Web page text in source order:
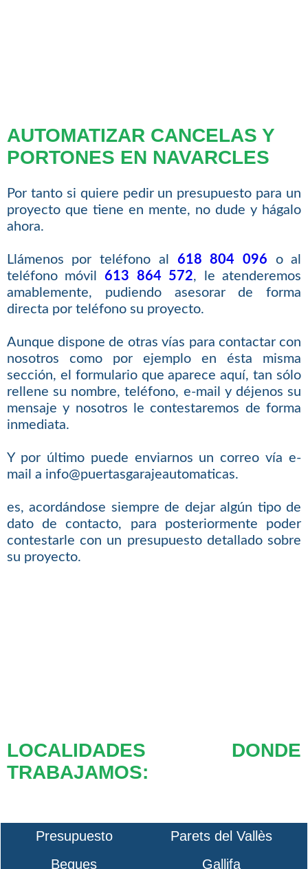
AUTOMATIZAR CANCELAS Y
PORTONES EN NAVARCLES
Por tanto si quiere pedir un presupuesto para un
proyecto que tiene en mente, no dude y hágalo
ahora.
Llámenos por teléfono al 618 804 096 o al
teléfono móvil 613 864 572, le atenderemos
amablemente, pudiendo asesorar de forma
directa por teléfono su proyecto.
Aunque dispone de otras vías para contactar con
nosotros como por ejemplo en ésta misma
sección, el formulario que aparece aquí, tan sólo
rellene su nombre, teléfono, e-mail y déjenos su
mensaje y nosotros le contestaremos de forma
inmediata.
Y por último puede enviarnos un correo vía e-
mail a info@puertasgarajeautomaticas.
es, acordándose siempre de dejar algún tipo de
dato de contacto, para posteriormente poder
contestarle con un presupuesto detallado sobre
su proyecto.
LOCALIDADES DONDE
TRABAJAMOS:
Presupuesto
Parets del Vallès
Begues
Gallifa